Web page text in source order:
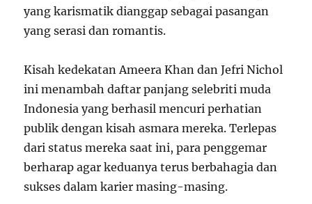
yang karismatik dianggap sebagai pasangan
yang serasi dan romantis.
Kisah kedekatan Ameera Khan dan Jefri Nichol
ini menambah daftar panjang selebriti muda
Indonesia yang berhasil mencuri perhatian
publik dengan kisah asmara mereka. Terlepas
dari status mereka saat ini, para penggemar
berharap agar keduanya terus berbahagia dan
sukses dalam karier masing-masing.